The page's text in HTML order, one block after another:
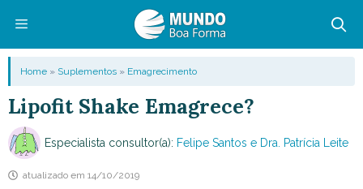
conteúdo
Menu
Home » Suplementos » Emagrecimento
Lipofit Shake Emagrece?
Especialista consultor(a): Felipe Santos e Dra. Patrícia Leite
atualizado em 14/10/2019